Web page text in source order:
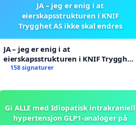
JA – jeg er enig i at
eierskapsstrukturen i KNIF
Trygghet AS ikke skal endres
JA – jeg er enig i at
eierskapsstrukturen i KNIF Trygghet
AS ikke skal endres
158 signaturer
Gi ALLE med Idiopatisk intrakraniell
hypertensjon GLP1-analoger på